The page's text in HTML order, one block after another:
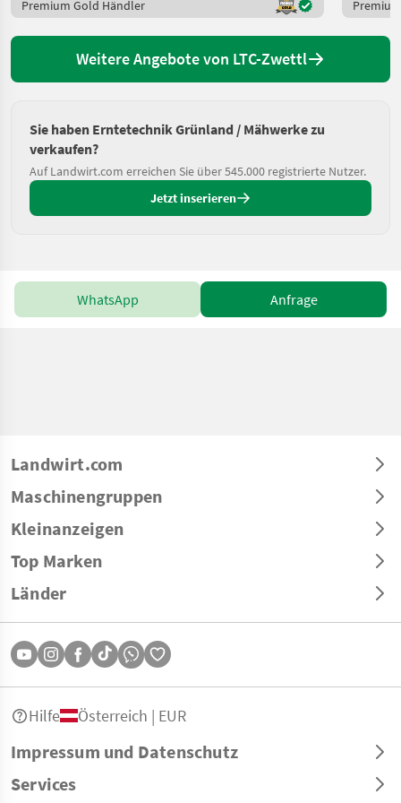
Premium Gold Händler
Weitere Angebote von LTC-Zwettl
Sie haben Erntetechnik Grünland / Mähwerke zu
verkaufen?
Auf Landwirt.com erreichen Sie über 545.000 registrierte Nutzer.
Jetzt inserieren
WhatsApp Anfrage
Landwirt.com
Maschinengruppen
Kleinanzeigen
Top Marken
Länder
Impressum und Datenschutz
Services
Hilfe Österreich | EUR